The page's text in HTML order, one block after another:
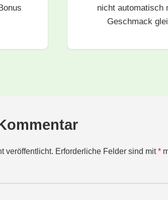
nicht automatisch
Geschmack
veröffentlicht. Erforderliche Felder sind mit*